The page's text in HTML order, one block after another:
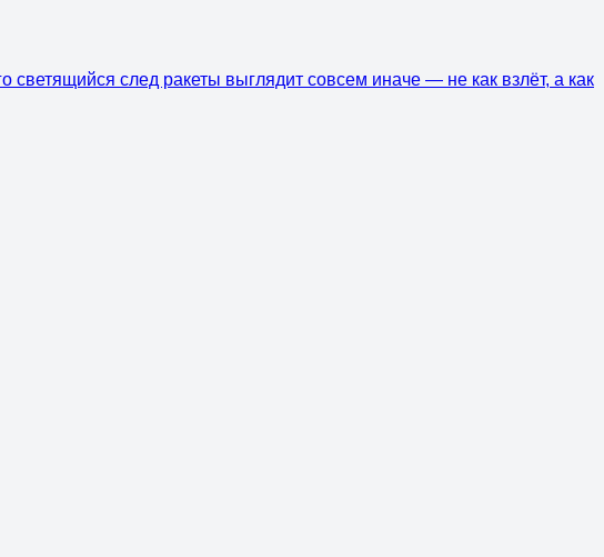
след ракеты выглядит совсем иначе — не как взлёт, а как